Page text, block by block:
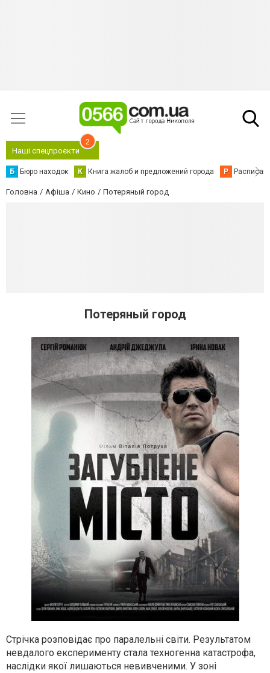
Наші спецпроєкти
2
Б Бюро находок К Книга жалоб и предложений города Р
Головна Афіша Кино Потеряный город
Потеряный город
Стрічка розповідає про паралельні світи. Результатом
невдалого експерименту стала техногенна катастрофа,
наслідки якої лишаються невивченими. У зоні